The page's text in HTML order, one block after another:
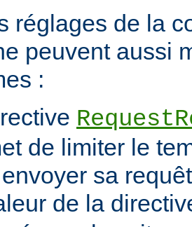
réglages de la
peuvent aussi
:
de limiter le
sa
de la